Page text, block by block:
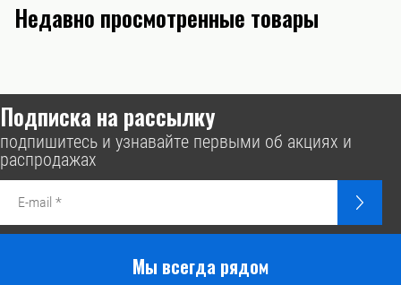
Недавно просмотренные товары
Подписка на рассылку
подпишитесь и узнавайте первыми об акциях и
распродажах
Мы всегда рядом